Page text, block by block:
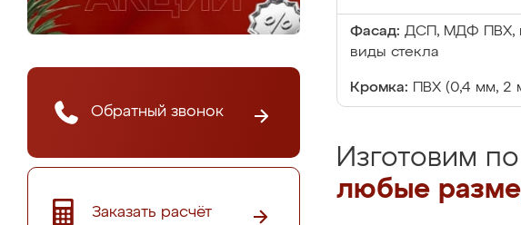
Обратный звонок
Заказать расчёт
Фасад: ДСП, МДФ ПВХ,
виды стекла
Кромка: ПВХ (0,4 мм, 2
Изготовим
любые